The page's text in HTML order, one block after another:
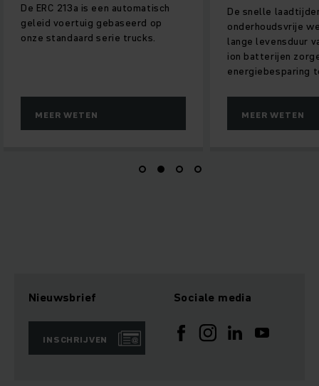
automatisch
op
trucks.
De snelle laadtijden, de
onderhoudsvrije werking en de
lange levensduur van onze lithium-
ion batterijen zorgen voor een
energiebesparing tot 20%.
Nieuwsbrief
INSCHRIJVEN
Sociale media